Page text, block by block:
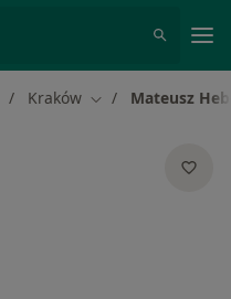
Kraków Zmień miasto
Mateusz